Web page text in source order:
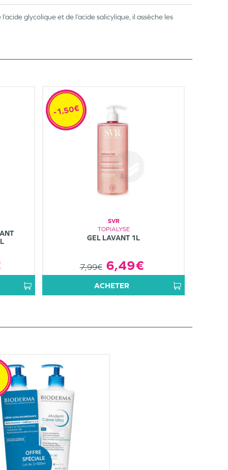
glycolique et de l’acide salicylique, il assèche les
SVR
TOPIALYSE
GEL LAVANT 1L
7,99€ 6,49€
-1,50€
ACHETER